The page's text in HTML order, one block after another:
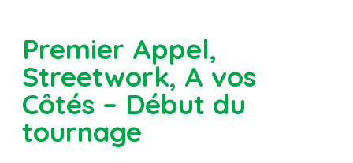
Premier Appel,
Streetwork, A vos
Côtés – Début du
tournage